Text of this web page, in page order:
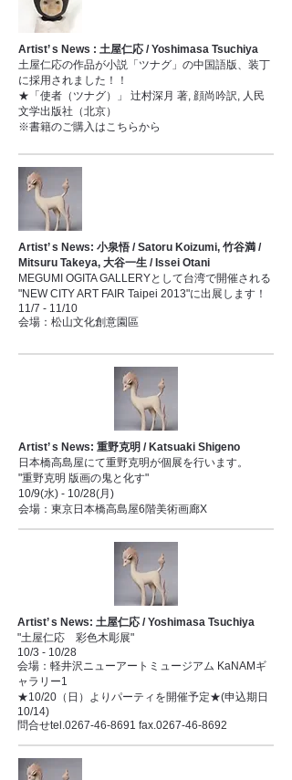
Artist’ s News : 土屋仁応 / Yoshimasa Tsuchiya
土屋仁応の作品が小説「ツナグ」の中国語版、装丁
に採用されました！！
★「使者（ツナグ）」 辻村深月 著, 顔尚吟訳, 人民
文学出版社（北京）
※書籍のご購入はこちらから
Artist’ s News: 小泉悟 / Satoru Koizumi, 竹谷満 /
Mitsuru Takeya, 大谷一生 / Issei Otani
MEGUMI OGITA GALLERYとして台湾で開催される
"NEW CITY ART FAIR Taipei 2013"に出展します！
11/7 - 11/10
会場：松山文化創意園區
Artist’ s News: 重野克明 / Katsuaki Shigeno
日本橋高島屋にて重野克明が個展を行います。
"重野克明 版画の鬼と化す"
10/9(水) - 10/28(月)
会場：東京日本橋高島屋6階美術画廊X
Artist’ s News: 土屋仁応 / Yoshimasa Tsuchiya
"土屋仁応 彩色木彫展"
10/3 - 10/28
会場：軽井沢ニューアートミュージアム KaNAMギ
ャラリー1
★10/20（日）よりパーティを開催予定★(申込期日
10/14)
問合せtel.0267-46-8691 fax.0267-46-8692